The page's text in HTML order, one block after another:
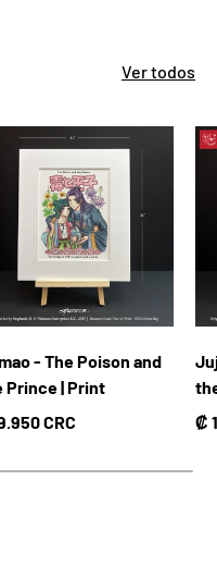
Ver todos
- The Poison and
Prince | Print
normal
CRC ₡